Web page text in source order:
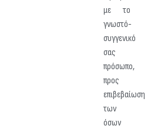
με το
γνωστό-
συγγενικό
σας
πρόσωπο,
προς
επιβεβαίωση
των
όσων